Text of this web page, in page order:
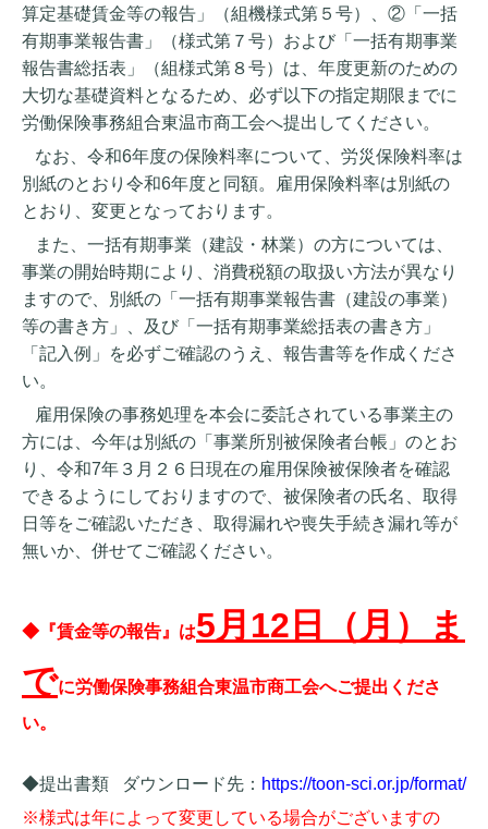
算定基礎賃金等の報告」（組機様式第５号）、②「一括
有期事業報告書」（様式第７号）および「一括有期事業
報告書総括表」（組様式第８号）は、年度更新のための
大切な基礎資料となるため、必ず以下の指定期限までに
労働保険事務組合東温市商工会へ提出してください。
なお、令和6年度の保険料率について、労災保険料率は
別紙のとおり令和6年度と同額。雇用保険料率は別紙の
とおり、変更となっております。
また、一括有期事業（建設・林業）の方については、
事業の開始時期により、消費税額の取扱い方法が異なり
ますので、別紙の「一括有期事業報告書（建設の事業）
等の書き方」、及び「一括有期事業総括表の書き方」
「記入例」を必ずご確認のうえ、報告書等を作成くださ
い。
雇用保険の事務処理を本会に委託されている事業主の
方には、今年は別紙の「事業所別被保険者台帳」のとお
り、令和7年３月２６日現在の雇用保険被保険者を確認
できるようにしておりますので、被保険者の氏名、取得
日等をご確認いただき、取得漏れや喪失手続き漏れ等が
無いか、併せてご確認ください。
◆『賃金等の報告』は5月 12 日（月）ま
でに労働保険事務組合東温市商工会へご提出くださ
い。
◆提出書類 ダウンロード先： https://toon-sci.or.jp/format/
※様式は年によって変更している場合がございますの